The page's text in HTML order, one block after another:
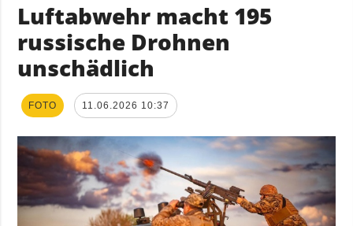
Luftabwehr macht 195
russische Drohnen
unschädlich
FOTO 11.06.2026 10:37